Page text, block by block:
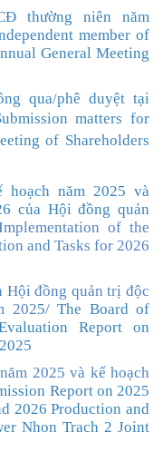
thường niên năm
member of
General Meeting
qua/phê duyệt tại
matters for
of Shareholders
năm 2025 và
của Hội đồng quản
of the
and Tasks for 2026
Hội đồng quản trị độc
2025/ The Board of
Reporton
2025 và kế hoạch
Reporton 2025
2026 Production and
Nhon Trach 2 Joint